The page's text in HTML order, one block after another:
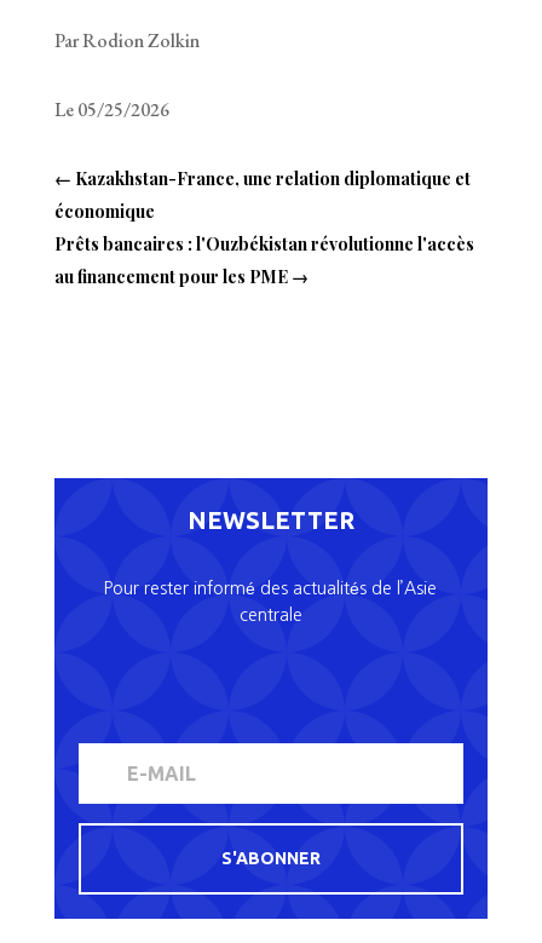
Par Rodion Zolkin
Le 05/25/2026
← Kazakhstan-France, une relation diplomatique et
économique
Prêts bancaires : l'Ouzbékistan révolutionne l'accès
au financement pour les PME→
NEWSLETTER
Pour rester informé des actualités de l’Asie
centrale
S'ABONNER